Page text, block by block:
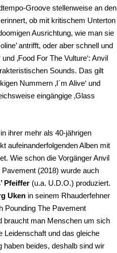
Groove stellenweise an den
ob mit kritischem Unterton
Ausrichtung, wie man sie
antrifft, oder aber schnell und
und ‚Food For The Vulture‘: Anvil
Sounds. Das gilt
Nummern ‚I´m Alive‘ und
eingängige ‚Glass
ihrer mehr als 40-jährigen
aufeinanderfolgenden Alben mit
Wie schon die Vorgänger Anvil
(2018) wurde auch
Pfeiffer (u.a. U.D.O.) produziert.
Uken in seinem Rhauderfehner
Pounding The Pavement
braucht man Menschen um sich
Leidenschaft und das gleiche
haben beides, deshalb sind wir